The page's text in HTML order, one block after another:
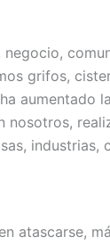
grifos,
aumentado
industrias,
atascarse,